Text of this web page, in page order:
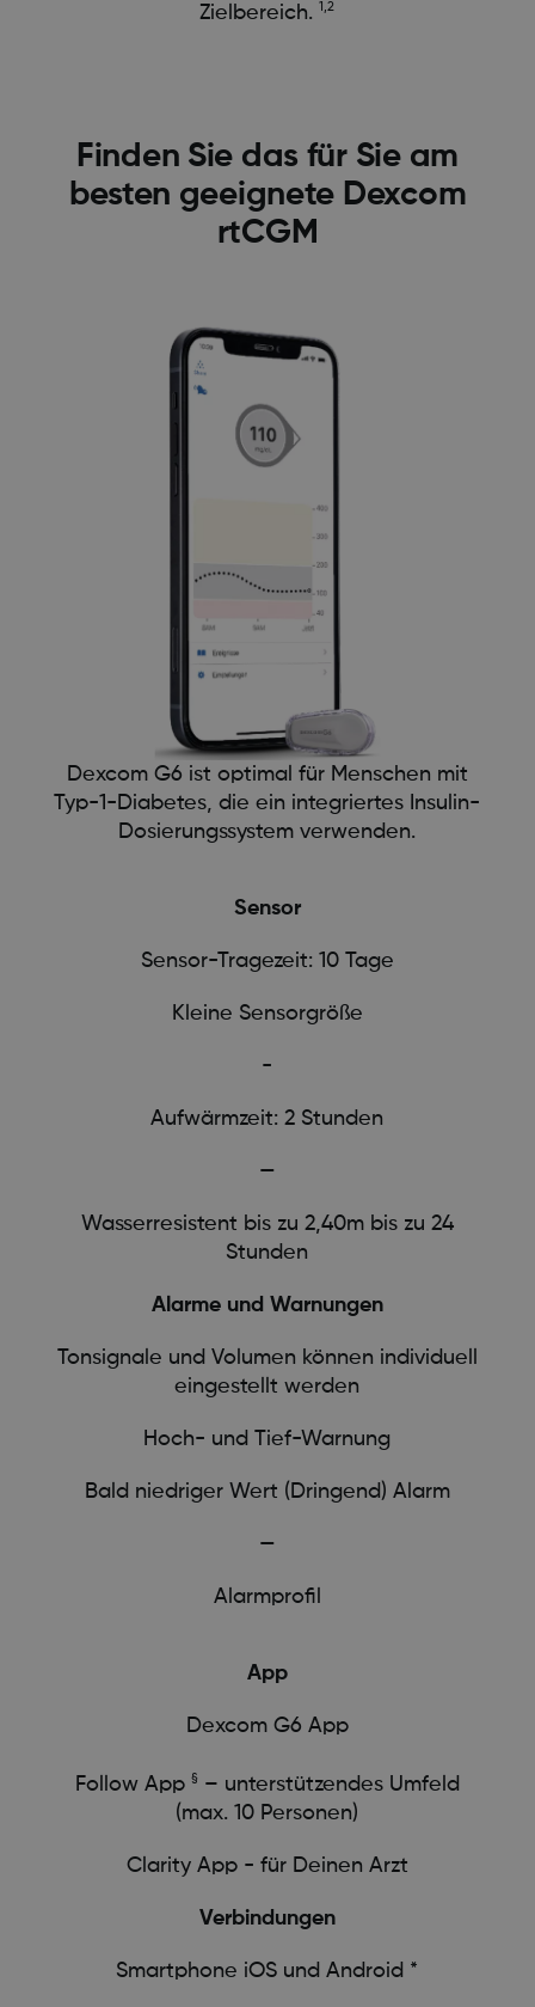
Zielbereich.
1,2
Finden Sie das für Sie am
besten geeignete Dexcom
rtCGM
Dexcom G6 ist optimal für Menschen mit
Typ-1-Diabetes, die ein integriertes Insulin-
Dosierungssystem verwenden.
Sensor
Sensor-Tragezeit: 10 Tage
Kleine Sensorgröße
-
Aufwärmzeit: 2 Stunden
—
Wasserresistent bis zu 2,40m bis zu 24
Stunden
Alarme und Warnungen
Tonsignale und Volumen können individuell
eingestellt werden
Hoch- und Tief-Warnung
Bald niedriger Wert (Dringend) Alarm
—
Alarmprofil
App
Dexcom G6 App
Follow App §
– unterstützendes Umfeld
(max. 10 Personen)
Clarity App - für Deinen Arzt
Verbindungen
Smartphone iOS und Android *